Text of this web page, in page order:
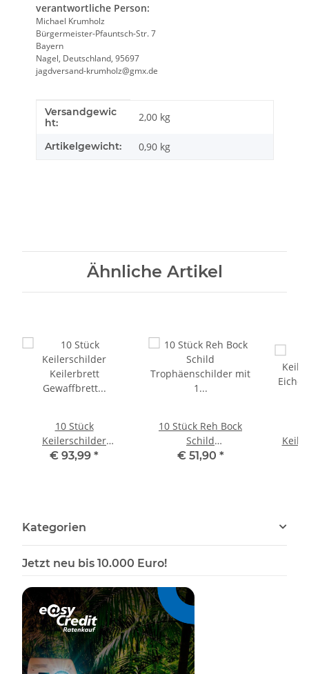
verantwortliche Person:
Michael Krumholz
Bürgermeister-Pfauntsch-Str. 7
Bayern
Nagel, Deutschland, 95697
jagdversand-krumholz@gmx.de
Produkteigenschaft
Wert
Versandgewic
ht:
2,00 kg
Artikelgewicht: 0,90 kg
Ähnliche Artikel
10 Stück
Keilerschilder
Keilerbrett
Deckblatt 6-blättrig
€ 93,99 *
10 Stück Reh Bock
Schild
Trophäenschilder mit
€ 51,90 *
Kategorien
Jetzt neu bis 10.000 Euro!